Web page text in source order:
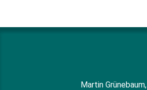
Martin Grünebaum,